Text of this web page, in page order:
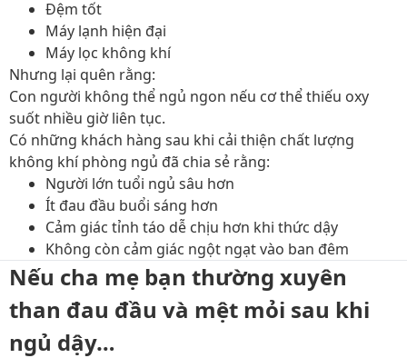
Đệm tốt
Máy lạnh hiện đại
Máy lọc không khí
Nhưng lại quên rằng:
Con người không thể ngủ ngon nếu cơ thể thiếu oxy
suốt nhiều giờ liên tục.
Có những khách hàng sau khi cải thiện chất lượng
không khí phòng ngủ đã chia sẻ rằng:
Người lớn tuổi ngủ sâu hơn
Ít đau đầu buổi sáng hơn
Cảm giác tỉnh táo dễ chịu hơn khi thức dậy
Không còn cảm giác ngột ngạt vào ban đêm
Nếu cha mẹ bạn thường xuyên
than đau đầu và mệt mỏi sau khi
ngủ dậy…